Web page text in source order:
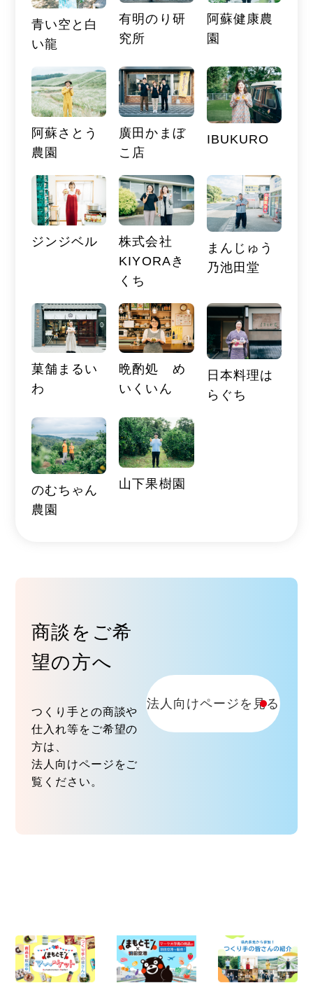
青い空と白
い龍
有明のり研
究所
阿蘇健康農
園
阿蘇さとう
農園
廣田かまぼ
こ店
IBUKURO
ジンジベル
株式会社
KIYORAき
くち
まんじゅう
乃池田堂
菓舗まるい
わ
晩酌処 め
いくいん
日本料理は
らぐち
のむちゃん
農園
山下果樹園
商談をご希
望の方へ
つくり手との商談や
仕入れ等をご希望の
方は、
法人向けページをご
覧ください。
法人向けページを見る